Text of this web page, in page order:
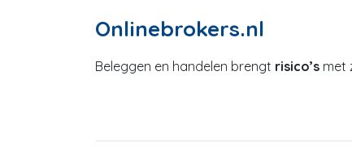
Onlinebrokers.nl
Beleggen en handelen brengt risico’s met